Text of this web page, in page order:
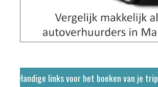
Handige links voor het boeken van je trip